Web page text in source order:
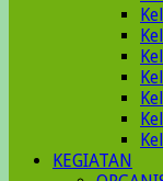
KEGIATAN